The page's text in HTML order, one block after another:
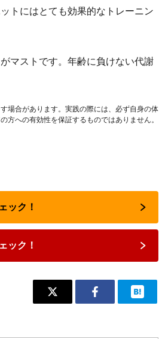
トにはとても効果的なトレーニン
マストです。年齢に負けない代謝
場合があります。実践の際には、必ず自身の体
方への有効性を保証するものではありません。
ック！
ック！